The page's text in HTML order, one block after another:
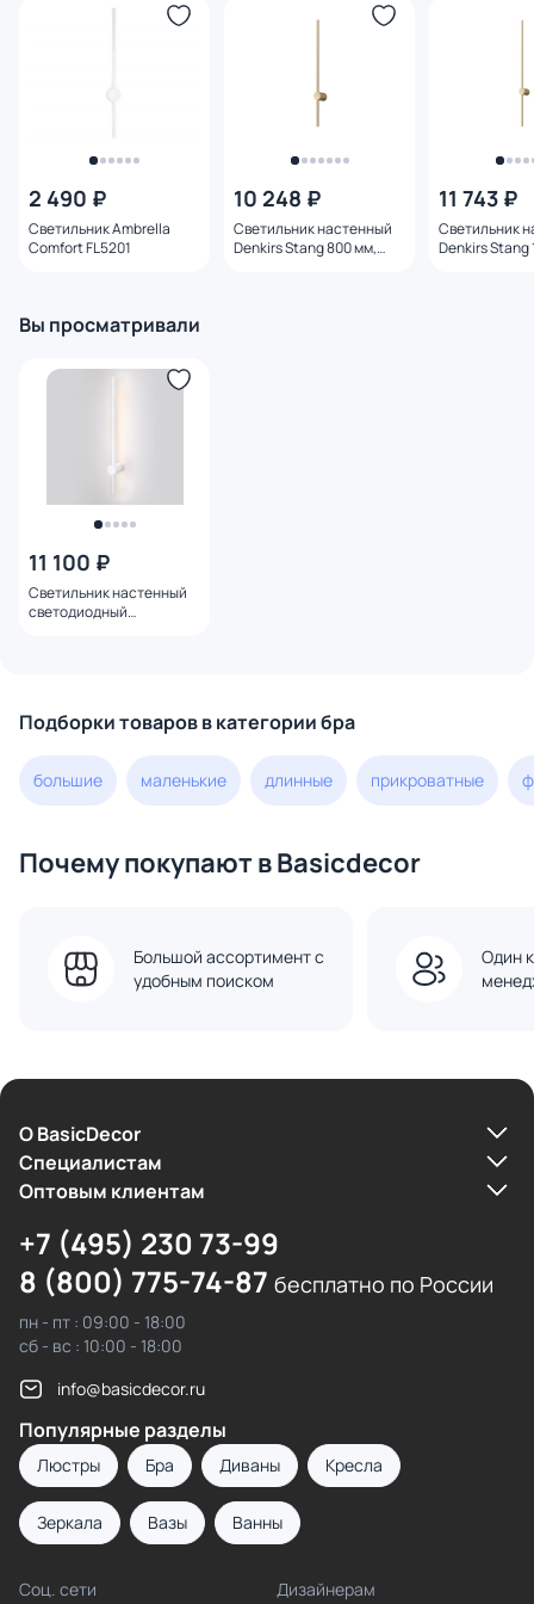
2 490 ₽
Светильник Ambrella
Comfort FL5201
10 248 ₽
Светильник настенный
Denkirs Stang 800 мм,
11 743 ₽
Светильник
Denkirs Stang
Вы просматривали
11 100 ₽
Светильник настенный
светодиодный
Подборки товаров в категории бра
большие маленькие длинные прикроватные
Почему покупают в Basicdecor
Большой ассортимент с
удобным поиском
Один
О BasicDecor
Cпециалистам
Оптовым клиентам
+7 (495) 230 73-99
8 (800) 775-74-87 бесплатно по России
пн - пт : 09:00 - 18:00
сб - вс : 10:00 - 18:00
info@basicdecor.ru
Популярные разделы
Люстры Бра Диваны Кресла
Зеркала Вазы Ванны
Соц. сети Дизайнерам